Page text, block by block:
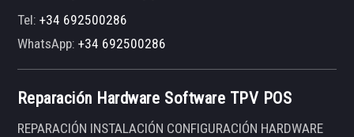
Tel:+34 692500286
WhatsApp:+34 692500286
Reparación Hardware Software TPV POS
REPARACIÓN INSTALACIÓN CONFIGURACIÓN HARDWARE